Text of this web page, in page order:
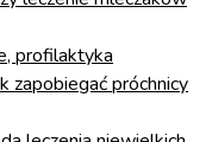
profilaktyka
zapobiegać próchnicy